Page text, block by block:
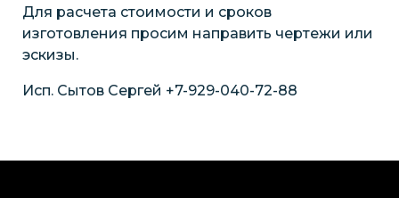
Для расчета стоимости и сроков
изготовления просим направить чертежи или
эскизы.
Исп. Сытов Сергей +7-929-040-72-88